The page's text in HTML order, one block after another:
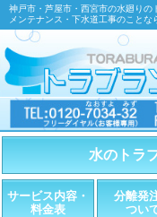
神戸市・芦屋市・西宮市の水廻りの
メンテナンス・下水道工事のことな
水のトラ
・トイレが詰まったら
サービス内容・
料金表
分離発
つい